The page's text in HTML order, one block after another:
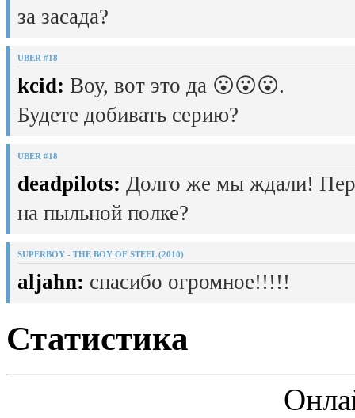
за засада?
UBER #18
kcid: Воу, вот это да 😮😮😮.
Будете добивать серию?
UBER #18
deadpilots: Долго же мы ждали!
на пыльной полке?
SUPERBOY - THE BOY OF STEEL (2010)
aljahn: спасибо огромное!!!!!
Статистика